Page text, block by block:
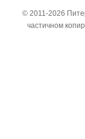
© 2011-2026
частичном